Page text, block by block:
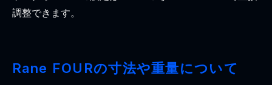
調整できます。
Rane FOURの寸法や重量について